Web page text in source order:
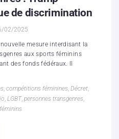
de discrimination
02/2025
mesure interdisant la
aux sports féminins
des fonds fédéraux. Il
, compétitions féminines, Décret,
jo, LGBT, personnes transgenres,